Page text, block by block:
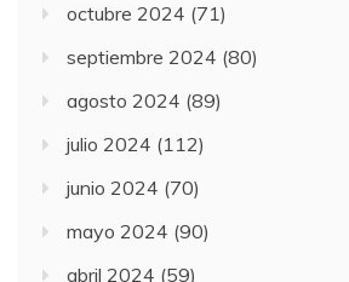
octubre 2024 (71)
septiembre 2024 (80)
agosto 2024 (89)
julio 2024 (112)
junio 2024 (70)
mayo 2024 (90)
abril 2024 (59)